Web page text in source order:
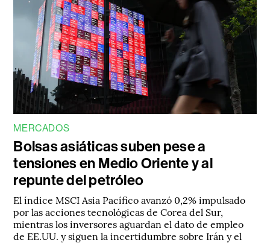
MERCADOS
Bolsas asiáticas suben pese a
tensiones en Medio Oriente y al
repunte del petróleo
El índice MSCI Asia Pacífico avanzó 0,2% impulsado
por las acciones tecnológicas de Corea del Sur,
mientras los inversores aguardan el dato de empleo
de EE.UU. y siguen la incertidumbre sobre Irán y el